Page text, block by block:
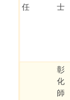
任
士
彰
化
師